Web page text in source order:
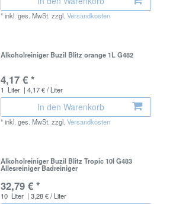
*inkl. ges. MwSt. zzgl.Versandkosten
Alkoholreiniger Buzil Blitz orange 1L G482
4,17 € *
1 Liter | 4,17 € / Liter
In den Warenkorb
*inkl. ges. MwSt. zzgl.Versandkosten
Alkoholreiniger Buzil Blitz Tropic 10l G483
Allesreiniger Badreiniger
32,79 € *
10 Liter | 3,28 € / Liter